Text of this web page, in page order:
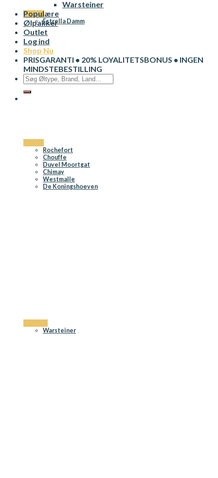
Spanien
Estrella Damm
Rochefort
Chouffe
Duvel Moortgat
Chimay
Westmalle
De Koningshoeven
Warsteiner
Warsteiner
Populære
Ølpakker
Outlet
Log ind
Shop Nu
PRISGARANTI • 20% LOYALITETSBONUS • INGEN
MINDSTEBESTILLING
Søg
efter: